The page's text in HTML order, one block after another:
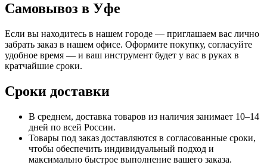
Самовывоз в Уфе
Если вы находитесь в нашем городе — приглашаем вас лично
забрать заказ в нашем офисе. Оформите покупку, согласуйте
удобное время — и ваш инструмент будет у вас в руках в
кратчайшие сроки.
Сроки доставки
В среднем, доставка товаров из наличия занимает 10–14
дней по всей России.
Товары под заказ доставляются в согласованные сроки,
чтобы обеспечить индивидуальный подход и
максимально быстрое выполнение вашего заказа.